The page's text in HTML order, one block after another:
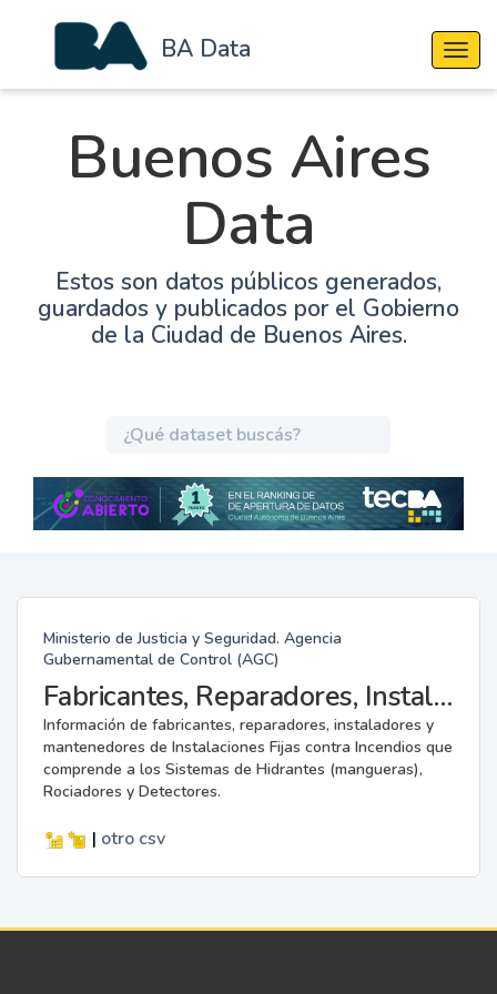
BA Data
Buenos Aires
Data
Estos son datos públicos generados,
guardados y publicados por el Gobierno
de la Ciudad de Buenos Aires.
Ministerio de Justicia y Seguridad. Agencia
Gubernamental de Control (AGC)
Fabricantes, Reparadores, Instaladores y Mantenedores de Instalaciones Fijas contra Incendios.
Información de fabricantes, reparadores, instaladores y
mantenedores de Instalaciones Fijas contra Incendios que
comprende a los Sistemas de Hidrantes (mangueras),
Rociadores y Detectores.
| otro csv